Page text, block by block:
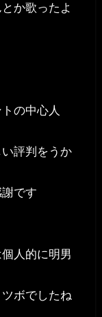
か歌ったよ
の中心人
評判をうか
です
人的に明男
ボでしたね